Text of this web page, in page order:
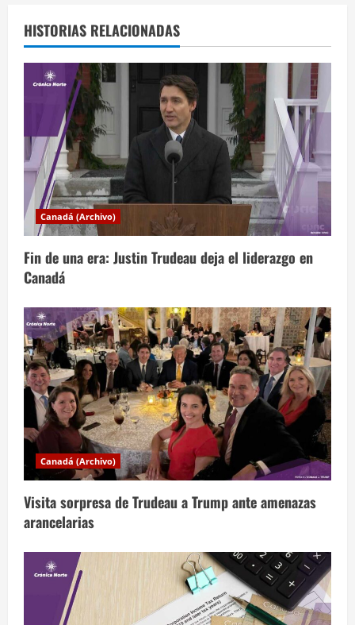
a
c
ó
n
d
e
e
n
t
r
a
d
a
s
HISTORIAS RELACIONADAS
Canadá (Archivo)
Fin de una era: Justin Trudeau deja el liderazgo en
Canadá
Canadá (Archivo)
Visita sorpresa de Trudeau a Trump ante amenazas
arancelarias